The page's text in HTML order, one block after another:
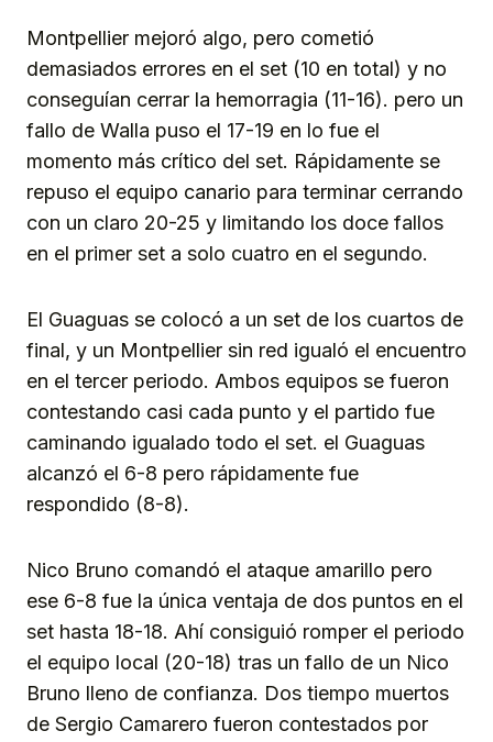
Montpellier mejoró algo, pero cometió
demasiados errores en el set (10 en total) y no
conseguían cerrar la hemorragia (11-16). pero un
fallo de Walla puso el 17-19 en lo fue el
momento más crítico del set. Rápidamente se
repuso el equipo canario para terminar cerrando
con un claro 20-25 y limitando los doce fallos
en el primer set a solo cuatro en el segundo.
El Guaguas se colocó a un set de los cuartos de
final, y un Montpellier sin red igualó el encuentro
en el tercer periodo. Ambos equipos se fueron
contestando casi cada punto y el partido fue
caminando igualado todo el set. el Guaguas
alcanzó el 6-8 pero rápidamente fue
respondido (8-8).
Nico Bruno comandó el ataque amarillo pero
ese 6-8 fue la única ventaja de dos puntos en el
set hasta 18-18. Ahí consiguió romper el periodo
el equipo local (20-18) tras un fallo de un Nico
Bruno lleno de confianza. Dos tiempo muertos
de Sergio Camarero fueron contestados por